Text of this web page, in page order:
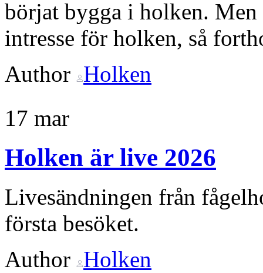
börjat bygga i holken. Men
intresse för holken, så
Author Holken
17 mar
Holken är live 2026
Livesändningen från
första besöket.
Author Holken